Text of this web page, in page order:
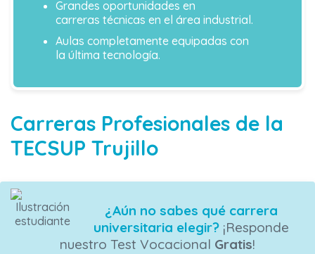
Grandes oportunidades en
carreras técnicas en el área industrial.
Aulas completamente equipadas con
la última tecnología.
Carreras Profesionales de la
TECSUP Trujillo
¿Aún no sabes qué carrera
universitaria elegir?¡Responde
nuestro Test Vocacional Gratis!